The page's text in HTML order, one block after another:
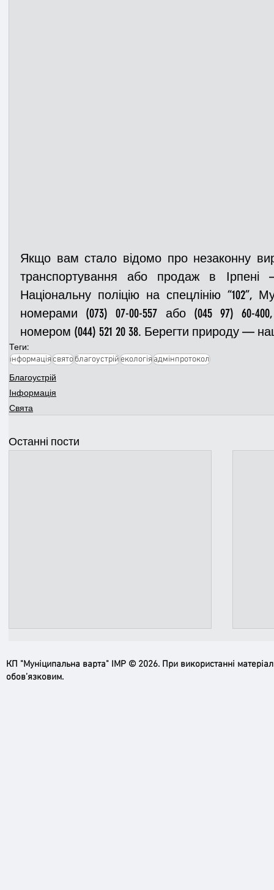
Якщо вам стало відомо про незаконну
транспортування або продаж в Ірпені
Національну поліцію на спецлінію “102”,
номерами (073) 07-00-557 або (045 97) 60-
номером (044) 521 20 38. Берегти природу —
Теги:
інформаціясвятоблагоустрійекологіяадмінпротокол
Благоустрій
Інформація
Свята
Останні пости
КП "Муніципальна варта" ІМР © 2026. При використанні
обов’язковим.